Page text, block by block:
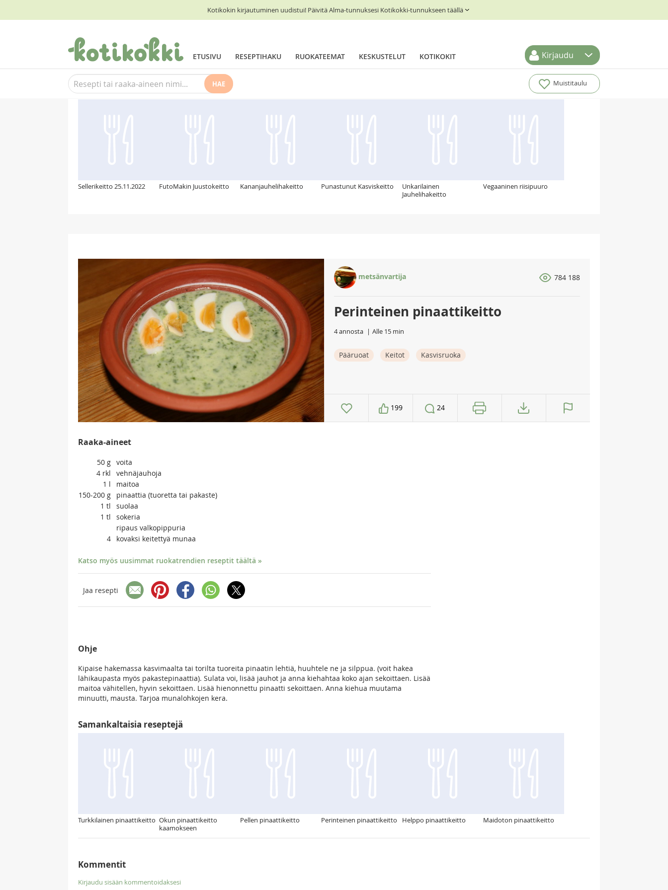
Kotikokin kirjautuminen uudistui! Päivitä Alma-tunnuksesi Kotikokki-tunnukseen täällä
ETUSIVU RESEPTIHAKU RUOKATEEMAT KESKUSTELUT KOTIKOKIT Kirjaudu
HAE Muistitaulu
Suosittelemme myös
Sellerikeitto 25.11.2022 FutoMakin Juustokeitto Kananjauhelihakeitto Punastunut Kasviskeitto
Unkarilainen
Jauhelihakeitto
Vegaaninen riisipuuro
metsänvartija 784 188
Perinteinen pinaattikeitto
4 annosta Alle 15 min
Pääruoat Keitot Kasvisruoka
199 24
Raaka-aineet
50 g voita
4 rkl
vehnäjauhoja
1 l
maitoa
150-200 g
pinaattia (tuoretta tai pakaste)
1 tl
suolaa
1 tl
sokeria
ripaus valkopippuria
4
kovaksi keitettyä munaa
Katso myös uusimmat ruokatrendien reseptit täältä »
Jaa resepti
Ohje
Kipaise hakemassa kasvimaalta tai torilta tuoreita pinaatin lehtiä, huuhtele ne ja silppua. (voit hakea
lähikaupasta myös pakastepinaattia). Sulata voi, lisää jauhot ja anna kiehahtaa koko ajan sekoittaen. Lisää
maitoa vähitellen, hyvin sekoittaen. Lisää hienonnettu pinaatti sekoittaen. Anna kiehua muutama
minuutti, mausta. Tarjoa munalohkojen kera.
Samankaltaisia reseptejä
Turkkilainen pinaattikeitto Okun pinaattikeitto
kaamokseen
Pellen pinaattikeitto Perinteinen pinaattikeitto Helppo pinaattikeitto Maidoton pinaattikeitto
Kommentit
Kirjaudu sisään kommentoidaksesi